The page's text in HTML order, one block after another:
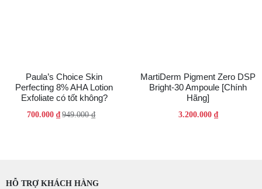
Paula’s Choice Skin
Perfecting 8% AHA Lotion
Exfoliate có tốt không?
949.000₫
Giá
700.000 ₫ Giá
MartiDerm Pigment Zero DSP
Bright-30 Ampoule [Chính
Hãng]
3.200.000 ₫
HỖ TRỢ KHÁCH HÀNG